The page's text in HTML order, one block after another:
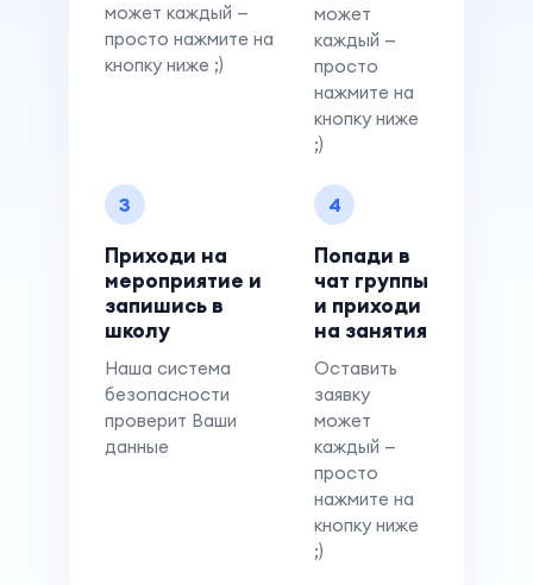
может каждый —
просто нажмите на
кнопку ниже ;)
может
каждый —
просто
нажмите на
кнопку ниже
;)
3
Приходи на
мероприятие и
запишись в
школу
Наша система
безопасности
проверит Ваши
данные
4
Попади в
чат группы
и приходи
на занятия
Оставить
заявку
может
каждый —
просто
нажмите на
кнопку ниже
;)